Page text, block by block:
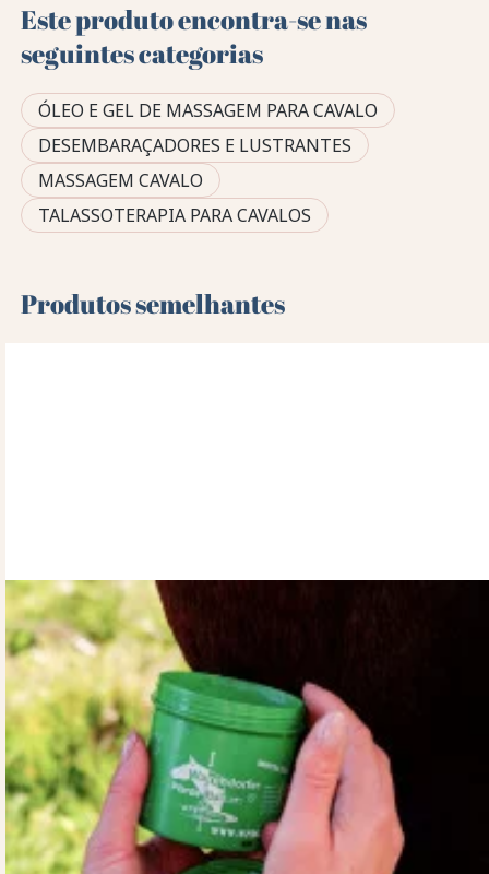
Este produto encontra-se nas
seguintes categorias
ÓLEO E GEL DE MASSAGEM PARA CAVALO
DESEMBARAÇADORES E LUSTRANTES
MASSAGEM CAVALO
TALASSOTERAPIA PARA CAVALOS
Produtos semelhantes